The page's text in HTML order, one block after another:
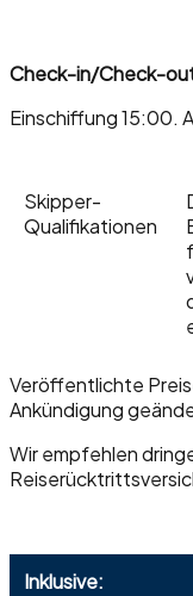
Check-in/Check-
Einschiffung 15:00.
Skipper-
Qualifikationen
Veröffentlichte
Ankündigung
Wir empfehlen
Inklusive: